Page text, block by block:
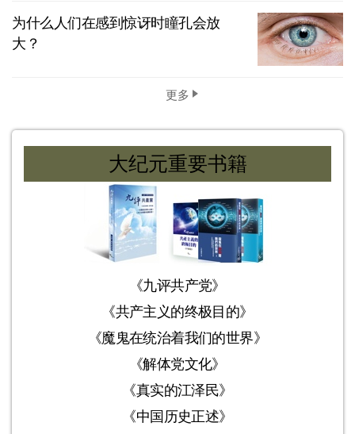
为什么人们在感到惊讶时瞳孔会放
大？
更多
大纪元重要书籍
《九评共产党》
《共产主义的终极目的》
《魔鬼在统治着我们的世界》
《解体党文化》
《真实的江泽民》
《中国历史正述》